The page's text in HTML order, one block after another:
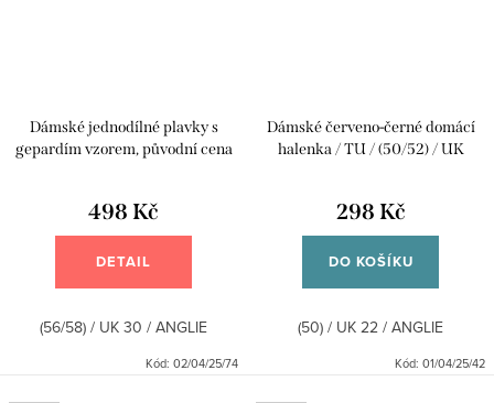
Dámské jednodílné plavky s
gepardím vzorem, původní cena
498 Kč
DETAIL
(56/58) / UK 30 / ANGLIE
Kód: 02/04/25/74
Dámské červeno-černé domácí
halenka / TU / (50/52) / UK
298 Kč
DO KOŠÍKU
(50) / UK 22 / ANGLIE
Kód: 01/04/25/42